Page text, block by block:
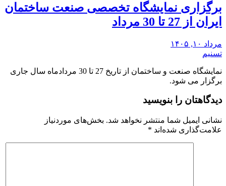
برگزاری نمایشگاه تخصصی صنعت ساختمان
ایران از 27 تا 30 مرداد
مرداد ۱۰, ۱۴۰۵
تسنیم
نمایشگاه صنعت و ساختمان از تاریخ 27 تا 30 مردادماه سال جاری
برگزار می شود.
دیدگاهتان را بنویسید
نشانی ایمیل شما منتشر نخواهد شد. بخش‌های موردنیاز
علامت‌گذاری شده‌اند *